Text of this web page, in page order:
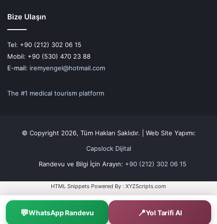
Bize Ulaşın
Tel: +90 (212) 302 06 15
Mobil: +90 (530) 470 23 88
E-mail: iremyengel@hotmail.com
The #1 medical tourism platform
© Copyright 2026, Tüm Hakları Saklıdır. | Web Site Yapımı:
Capslock Dijital
Randevu ve Bilgi İçin Arayın: +90 (212) 302 06 15
💬WhatsApp Randevu 📍Yol Tarifi Al
HTML Snippets Powered By : XYZScripts.com